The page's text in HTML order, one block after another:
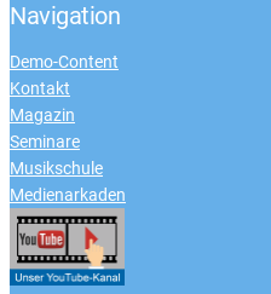
Navigation
Demo-Content
Kontakt
Magazin
Seminare
Musikschule
Medienarkaden